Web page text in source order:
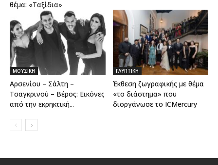
θέμα: «Ταξίδια»
ΜΟΥΣΙΚΗ
Αρσενίου – Σάλτη –
Τσαγκρινού – Βέρος: Εικόνες
από την εκρηκτική...
ΓΛΥΠΤΙΚΗ
Έκθεση ζωγραφικής με θέμα
«το διάστημα» που
διοργάνωσε το ICMercury